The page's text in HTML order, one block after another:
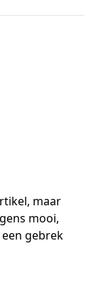
maar
mooi,
gebrek